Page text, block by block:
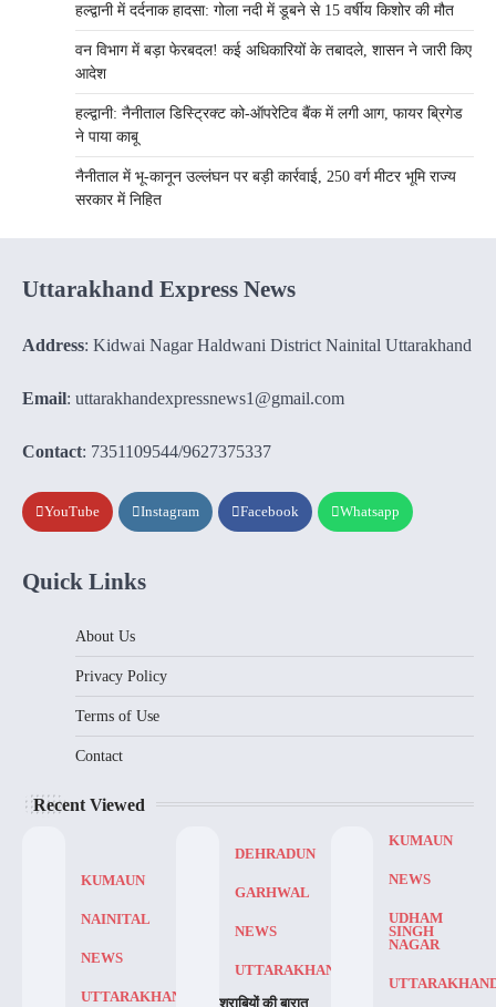
हल्द्वानी में दर्दनाक हादसा: गोला नदी में डूबने से 15 वर्षीय किशोर की मौत
वन विभाग में बड़ा फेरबदल! कई अधिकारियों के तबादले, शासन ने जारी किए
आदेश
हल्द्वानी: नैनीताल डिस्ट्रिक्ट को-ऑपरेटिव बैंक में लगी आग, फायर ब्रिगेड
ने पाया काबू
नैनीताल में भू-कानून उल्लंघन पर बड़ी कार्रवाई, 250 वर्ग मीटर भूमि राज्य
सरकार में निहित
Uttarakhand Express News
Address: Kidwai Nagar Haldwani District Nainital Uttarakhand
Email: uttarakhandexpressnews1@gmail.com
Contact: 7351109544/9627375337
YouTube Instagram Facebook Whatsapp
Quick Links
About Us
Privacy Policy
Terms of Use
Contact
Recent Viewed
KUMAUN
NAINITAL
NEWS
UTTARAKHAND
DEHRADUN
GARHWAL
NEWS
UTTARAKHAND
शराबियों की बारात
KUMAUN
NEWS
UDHAM
SINGH
NAGAR